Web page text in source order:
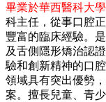
畢業於華西醫科大
科主任，從事口腔
豐富的臨床經驗。
及舌側隱形矯治認
驗和創新精神的口
領域具有突出優勢
案。 擅長兒童、青